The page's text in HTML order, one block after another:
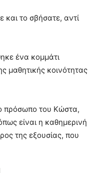
και το σβήσατε, αντί
ένα κομμάτι
μαθητικής κοινότητας
πρόσωπο του Κώστα,
είναι η καθημερινή
της εξουσίας, που